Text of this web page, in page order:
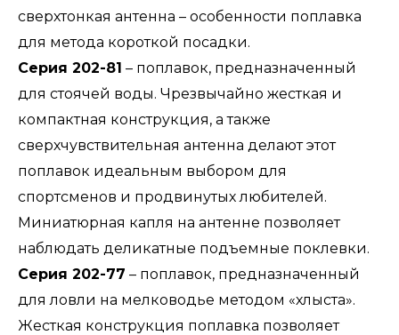
сверхтонкая антенна – особенности поплавка
для метода короткой посадки.
Серия 202-81 – поплавок, предназначенный
для стоячей воды. Чрезвычайно жесткая и
компактная конструкция, а также
сверхчувствительная антенна делают этот
поплавок идеальным выбором для
спортсменов и продвинутых любителей.
Миниатюрная капля на антенне позволяет
наблюдать деликатные подъемные поклевки.
Серия 202-77 – поплавок, предназначенный
для ловли на мелководье методом «хлыста».
Жесткая конструкция поплавка позволяет